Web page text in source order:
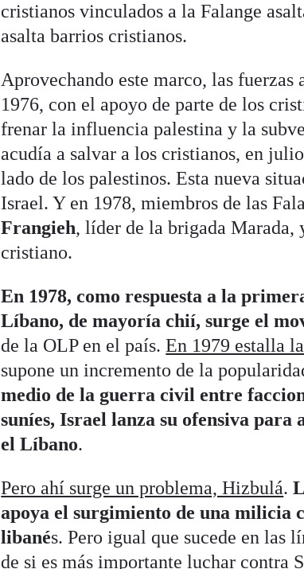
cristianos vinculados a la Falange
asalta barrios cristianos.
Aprovechando este marco, las
1976, con el apoyo de parte de los
frenar la influencia palestina y la
acudía a salvar a los cristianos, en
lado de los palestinos. Esta nueva
Israel. Y en 1978, miembros de las
Frangieh, líder de la brigada Marada,
cristiano.
En 1978, como respuesta a la
Líbano, de mayoría chií, surge el
de la OLP en el país.En 1979 estalla
supone un incremento de la
medio de la guerra civil entre
suníes, Israel lanza su ofensiva para
el Líbano.
Pero ahí surge un problema, Hizbulá.
apoya el surgimiento de una milicia
libanés. Pero igual que sucede en las
de si es más importante luchar contra